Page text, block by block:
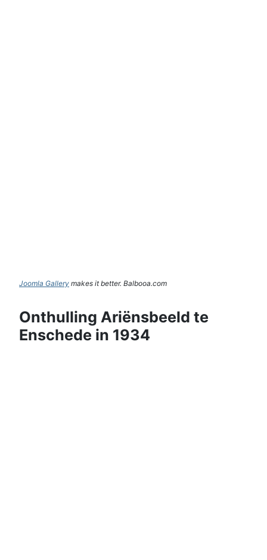
Joomla Gallery makes it better. Balbooa.com
Onthulling Ariënsbeeld te
Enschede in 1934